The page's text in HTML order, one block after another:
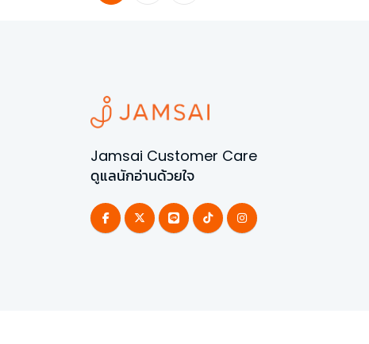
Jamsai Customer Care
ดูแลนักอ่านด้วยใจ